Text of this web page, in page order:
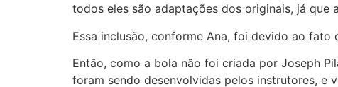
todos eles são adaptações dos originais, já que a
Essa inclusão, conforme Ana, foi devido ao
Então, como a bola não foi criada por Joseph
foram sendo desenvolvidas pelos instrutores, e